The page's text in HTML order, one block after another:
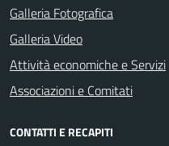
Galleria Fotografica
Galleria Video
Attività economiche e Servizi
Associazioni e Comitati
CONTATTI E RECAPITI